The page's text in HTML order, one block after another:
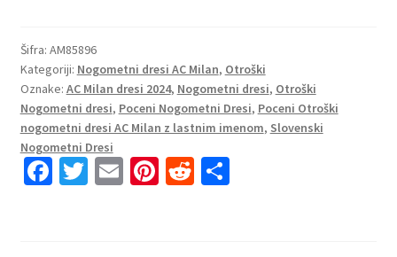
za
otroke
AC
Milan
Domači
2023-
24
Šifra: AM85896
Kategoriji: Nogometni dresi AC Milan, Otroški
Oznake: AC Milan dresi 2024, Nogometni dresi, Otroški
Nogometni dresi, Poceni Nogometni Dresi, Poceni Otroški
nogometni dresi AC Milan z lastnim imenom, Slovenski
Nogometni Dresi
Fa T E Pi R S